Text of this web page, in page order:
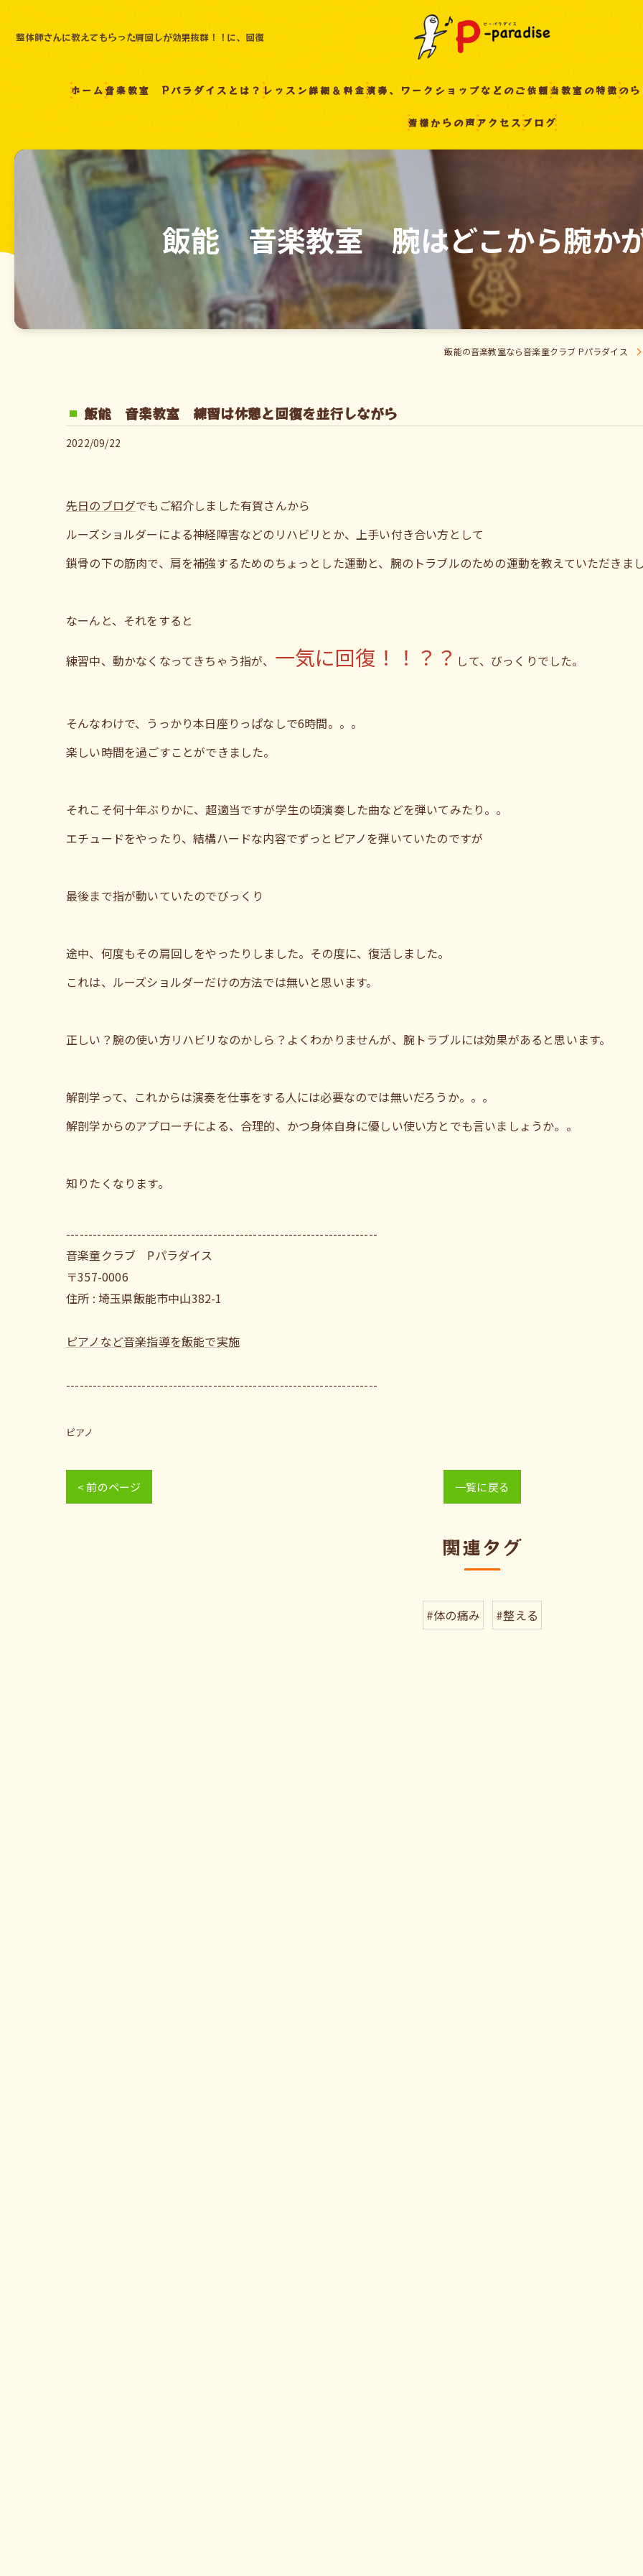
整体師さんに教えてもらった肩回しが効果抜群！！に、回復
ホーム音楽教室 Pパラダイスとは？ レッスン詳細＆料金演奏、ワークショップなどのご依頼当教室の特徴
非認知能力
ピアノ
の
皆様からの声アクセスブログ
飯能 音楽教室 腕はどこから腕か
飯能の音楽教室なら音楽童クラブ Pパラダイス
飯能 音楽教室 練習は休憩と回復を並行しながら
2022/09/22
先日のブログでもご紹介しました有賀さんから
ルーズショルダーによる神経障害などのリハビリとか、上手い付き合い方として
鎖骨の下の筋肉で、肩を補強するためのちょっとした運動と、腕のトラブルのための運動を教えていただきまし
なーんと、それをすると
練習中、動かなくなってきちゃう指が、 一気に回復！！？？ して、びっくりでした。
そんなわけで、うっかり本日座りっぱなしで6時間。。。
楽しい時間を過ごすことができました。
それこそ何十年ぶりかに、超適当ですが学生の頃演奏した曲などを弾いてみたり。。
エチュードをやったり、結構ハードな内容でずっとピアノを弾いていたのですが
最後まで指が動いていたのでびっくり
途中、何度もその肩回しをやったりしました。その度に、復活しました。
これは、ルーズショルダーだけの方法では無いと思います。
正しい？腕の使い方リハビリなのかしら？よくわかりませんが、腕トラブルには効果があると思います。
解剖学って、これからは演奏を仕事をする人には必要なのでは無いだろうか。。。
解剖学からのアプローチによる、合理的、かつ身体自身に優しい使い方とでも言いましょうか。。
知りたくなります。
----------------------------------------------------------------------
音楽童クラブ Pパラダイス
〒357-0006
住所 : 埼玉県飯能市中山382-1
ピアノなど音楽指導を飯能で実施
----------------------------------------------------------------------
ピアノ
< 前のページ 一覧に戻る
関連タグ
#体の痛み #整える